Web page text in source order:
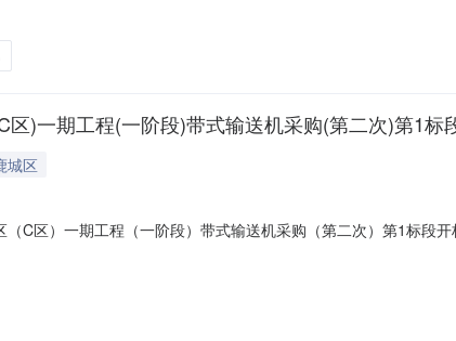
份有限公司，预期中标价格111854996(元(价格)或%(费率)).项目
)一期工程(一阶段)带式输送机采购(第二次)第1标
城区
C区）一期工程（一阶段）带式输送机采购（第二次）第1标段
序号单位名称密封情况投标保证金（万元）交货期投标报价（元